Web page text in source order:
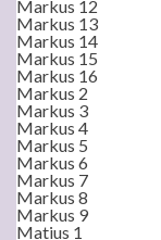
Markus 12
Markus 13
Markus 14
Markus 15
Markus 16
Markus 2
Markus 3
Markus 4
Markus 5
Markus 6
Markus 7
Markus 8
Markus 9
Matius 1